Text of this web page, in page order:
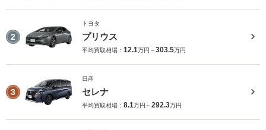
2
トヨタ
プリウス
平均買取相場： 12.1万円～303.5万円
3
日産
セレナ
平均買取相場： 8.1万円～292.3万円